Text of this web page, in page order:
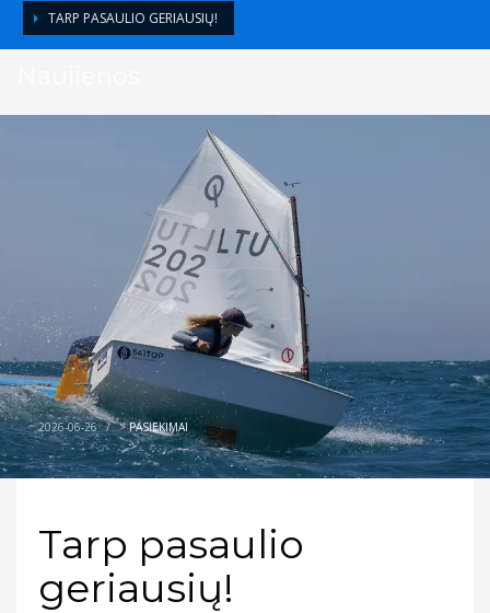
TARP PASAULIO GERIAUSIŲ!
2026-06-26 / >PASIEKIMAI
Tarp pasaulio
geriausių!